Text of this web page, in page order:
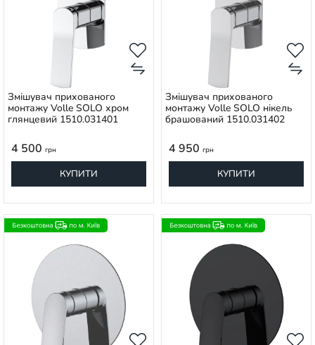
Змішувач прихованого
монтажу Volle SOLO хром
глянцевий 1510.031401
4 500 грн
КУПИТИ
Змішувач прихованого
монтажу Volle SOLO нікель
брашований 1510.031402
4 950 грн
КУПИТИ